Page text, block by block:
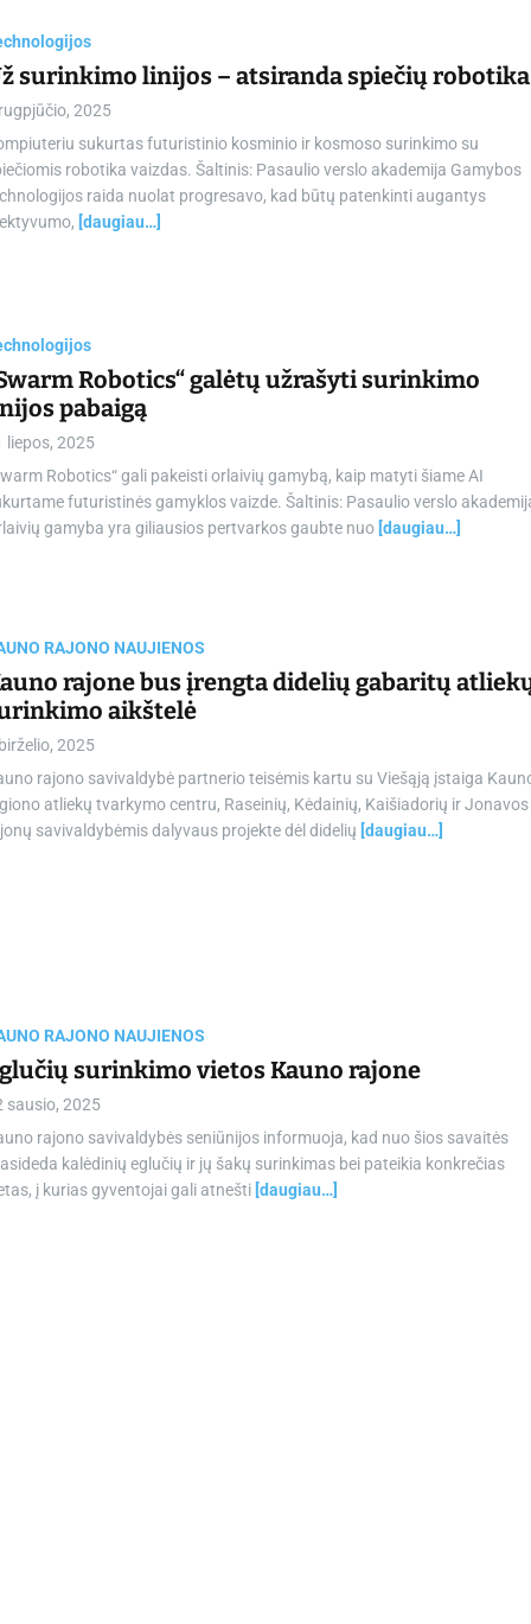
surinkimo linijos – atsiranda spiečių robotika
2025
sukurtas futuristinio kosminio ir kosmoso surinkimo su
robotika vaizdas. Šaltinis: Pasaulio verslo akademija Gamybos
raida nuolat progresavo, kad būtų patenkinti augantys
[daugiau…]
Robotics“ galėtų užrašyti surinkimo
pabaigą
liepos, 2025
Robotics“ gali pakeisti orlaivių gamybą, kaip matyti šiame AI
futuristinės gamyklos vaizde. Šaltinis: Pasaulio verslo
gamyba yra giliausios pertvarkos gaubte nuo [daugiau…]
RAJONO NAUJIENOS
rajone bus įrengta didelių gabaritų
aikštelė
2025
rajono savivaldybė partnerio teisėmis kartu su Viešąją įstaiga
atliekų tvarkymo centru, Raseinių, Kėdainių, Kaišiadorių ir Jonavos
savivaldybėmis dalyvaus projekte dėl didelių [daugiau…]
RAJONO NAUJIENOS
surinkimo vietos Kauno rajone
sausio, 2025
rajono savivaldybės seniūnijos informuoja, kad nuo šios savaitės
kalėdinių eglučių ir jų šakų surinkimas bei pateikia konkrečias
į kurias gyventojai gali atnešti [daugiau…]